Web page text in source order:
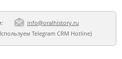
info@oralhistory.ru
Telegram CRM Hotline)